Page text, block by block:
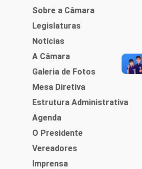
Sobre a Câmara
Legislaturas
Notícias
A Câmara
Galeria de Fotos
Mesa Diretiva
Estrutura Administrativa
Agenda
O Presidente
Vereadores
Imprensa